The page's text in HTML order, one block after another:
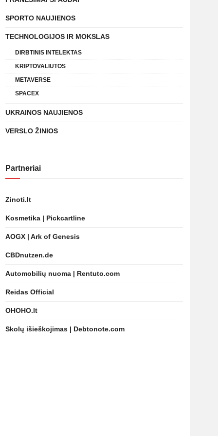
SPORTO NAUJIENOS
TECHNOLOGIJOS IR MOKSLAS
DIRBTINIS INTELEKTAS
KRIPTOVALIUTOS
METAVERSE
SPACEX
UKRAINOS NAUJIENOS
VERSLO ŽINIOS
Partneriai
Zinoti.lt
Kosmetika | Pickcartline
AOGX | Ark of Genesis
CBDnutzen.de
Automobilių nuoma | Rentuto.com
Reidas Official
OHOHO.lt
Skolų išieškojimas | Debtonote.com